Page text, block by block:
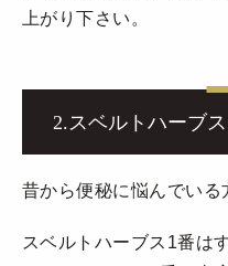
上がり下さい。
2.スベルトハーブ
昔から便秘に悩んでいる
スベルトハーブス1番は